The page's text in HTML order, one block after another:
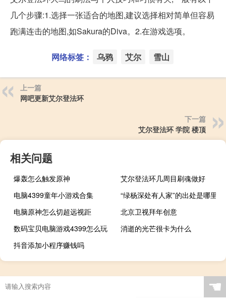
几个步骤:1.选择一张适合的地图,建议选择相对简单但容易
跑满连击的地图,如Sakura的Diva。2.在游戏选项。
网络标签： 乌鸦 艾尔 雪山
上一篇
网吧更新艾尔登法环
下一篇
艾尔登法环 学院 楼顶
相关问题
爆轰怎么触发原神
艾尔登法环几周目刷魂做好
电脑4399童年小游戏合集
“绿杨深处有人家”的出处是哪里
电脑原神怎么切超远视距
北京卫视拜年创意
数码宝贝电脑游戏4399怎么玩
消逝的光芒很卡为什么
抖音添加小程序赚钱吗
☚